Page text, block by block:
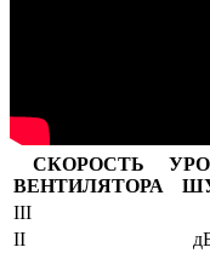
СКОРОСТЬ
ВЕНТИЛЯТОРА
III
II